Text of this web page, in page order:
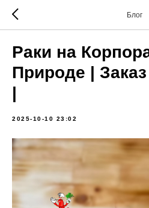
Блог
Раки на
Природе |
|
2025-10-10 23:02